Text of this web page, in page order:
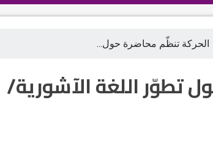
الحركة تنظّم محاضرة حول...
تطوّر اللغة الآشورية/